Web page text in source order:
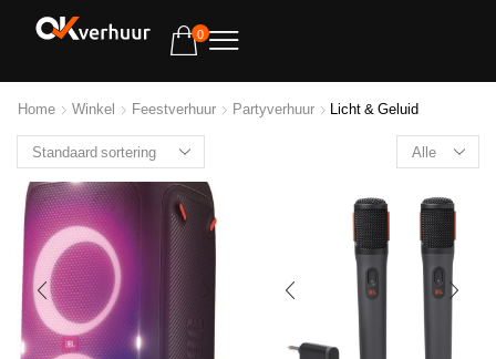
0
Home Winkel Feestverhuur Partyverhuur Licht & Geluid